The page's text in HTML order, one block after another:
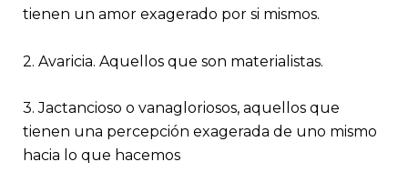
tienen un amor exagerado por si mismos.
2. Avaricia. Aquellos que son materialistas.
3. Jactancioso o vanagloriosos, aquellos que
tienen una percepción exagerada de uno mismo
hacia lo que hacemos